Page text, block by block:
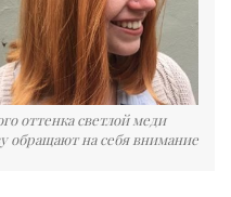
оттенка светлой меди
обращают на себя внимание